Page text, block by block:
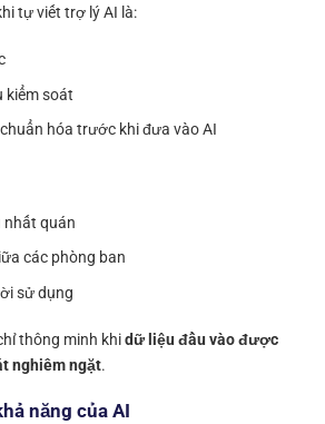
tự viết trợ lý AI là:
kiểm soát
hóa trước khi đưa vào AI
nhất quán
các phòng ban
sử dụng
thông minh khidữ liệu đầu vào được
nghiêm ngặt.
năng của AI